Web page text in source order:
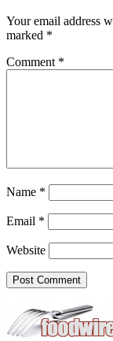
Your email address
marked *
Comment *
Name *
Email *
Website